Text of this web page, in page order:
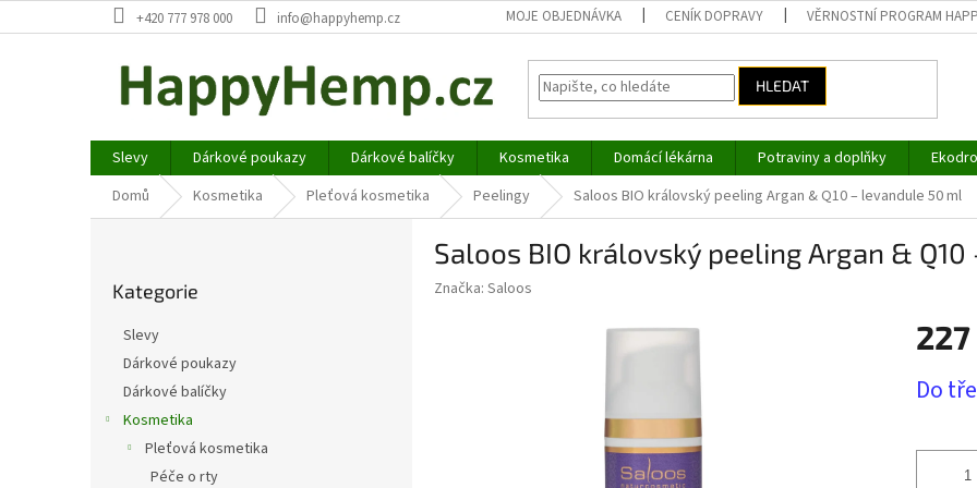
na
+420 777 978 000 info@happyhemp.cz MOJE OBJEDNÁVKA CENÍK DOPRAVY VĚRNOSTNÍ PROGRAM
HLEDAT
Slevy Dárkové poukazy Dárkové balíčky Kosmetika Domácí lékárna Potraviny a doplňky
Domů
Kosmetika Pleťová kosmetika Peelingy Saloos BIO královský peeling Argan & Q10 – levandule 50 ml
kategorie
Kategorie
Slevy
Dárkové poukazy
Dárkové balíčky
Kosmetika
Pleťová kosmetika
Péče o rty
Saloos BIO královský peeling Argan &
Značka: Saloos
227
cena:
Do